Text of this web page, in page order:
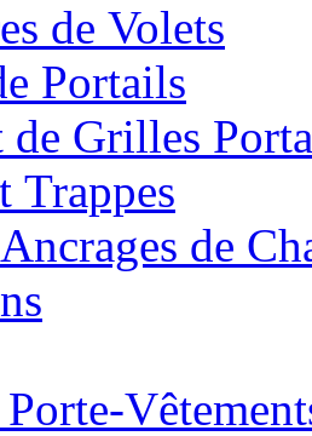
de Volets
Portails
de Grilles
Trappes
de
Porte-